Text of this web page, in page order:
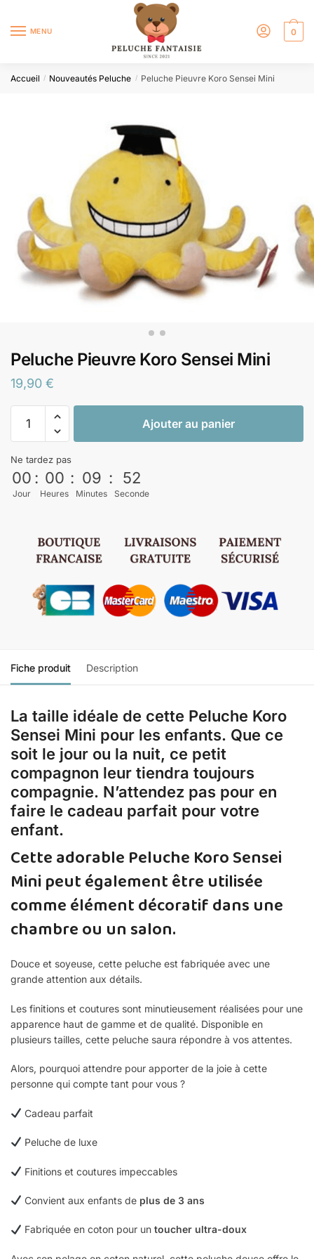
MENU 0
Accueil / Nouveautés Peluche / Peluche Pieuvre Koro Sensei Mini
Peluche Pieuvre Koro Sensei Mini
19,90 €
Ajouter au panier
Ne tardez pas
00
Jour
: 00
Heures
: 09
Minutes
: 52
Seconde
Fiche produit Description
La taille idéale de cette Peluche Koro
Sensei Mini pour les enfants. Que ce
soit le jour ou la nuit, ce petit
compagnon leur tiendra toujours
compagnie. N’attendez pas pour en
faire le cadeau parfait pour votre
enfant.
Cette adorable Peluche Koro Sensei
Mini peut également être utilisée
comme élément décoratif dans une
chambre ou un salon.
Douce et soyeuse, cette peluche est fabriquée avec une
grande attention aux détails.
Les finitions et coutures sont minutieusement réalisées pour une
apparence haut de gamme et de qualité. Disponible en
plusieurs tailles, cette peluche saura répondre à vos attentes.
Alors, pourquoi attendre pour apporter de la joie à cette
personne qui compte tant pour vous ?
Cadeau parfait
Peluche de luxe
Finitions et coutures impeccables
Convient aux enfants de plus de 3 ans
Fabriquée en coton pour un toucher ultra-doux